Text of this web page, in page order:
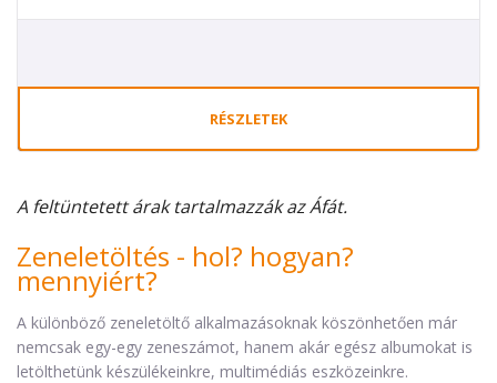
RÉSZLETEK
A feltüntetett árak tartalmazzák az Áfát.
Zeneletöltés - hol? hogyan?
mennyiért?
A különböző zeneletöltő alkalmazásoknak köszönhetően már
nemcsak egy-egy zeneszámot, hanem akár egész albumokat is
letölthetünk készülékeinkre, multimédiás eszközeinkre.